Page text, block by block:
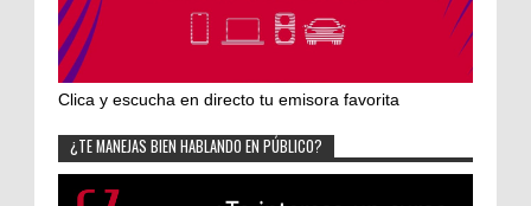
Clica y escucha en directo tu emisora favorita
¿TE MANEJAS BIEN HABLANDO EN PÚBLICO?